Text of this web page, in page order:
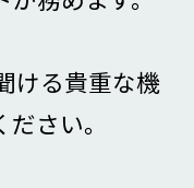
ける貴重な機
さい。